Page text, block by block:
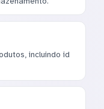
incluindo id